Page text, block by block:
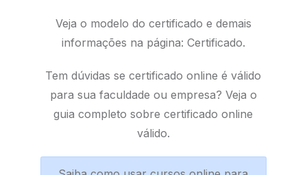
Veja o modelo do certificado e demais
informações na página: Certificado.
Tem dúvidas se certificado online é válido
para sua faculdade ou empresa? Veja o
guia completo sobre certificado online
válido.